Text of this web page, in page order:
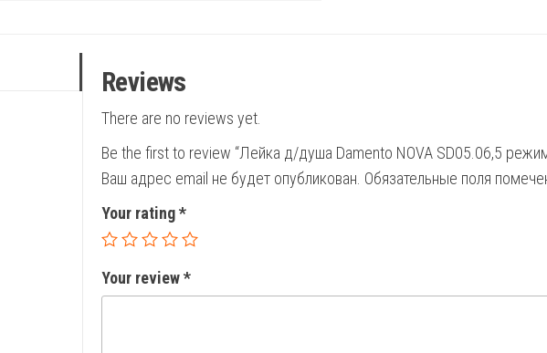
Reviews
There are no reviews yet.
Be the first to review “Лейка д/душа Damento NOVA SD05.06,5
Ваш адрес email не будет опубликован. Обязательные поля
Your rating*
Your review*